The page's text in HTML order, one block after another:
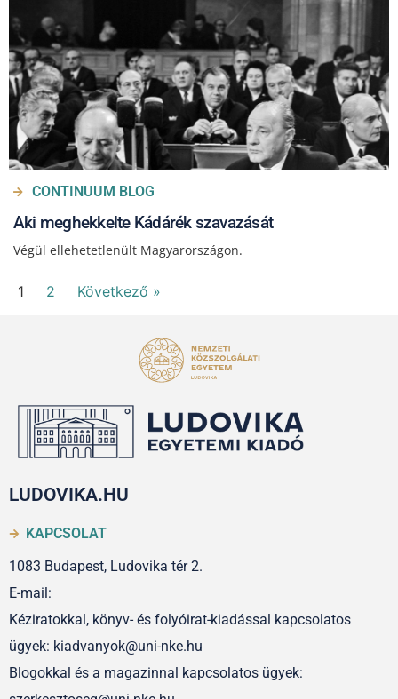
CONTINUUM BLOG
Aki meghekkelte Kádárék szavazását
Végül ellehetetlenült Magyarországon.
1 2 Következő »
LUDOVIKA.HU
KAPCSOLAT
1083 Budapest, Ludovika tér 2.
E-mail:
Kéziratokkal, könyv- és folyóirat-kiadással kapcsolatos
ügyek: kiadvanyok@uni-nke.hu
Blogokkal és a magazinnal kapcsolatos ügyek: